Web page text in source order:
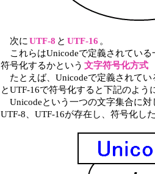
次に UTF-8 と UTF-16 。
これらはUnicodeで定義されてい
符号化するかという 文字符号化方式
たとえば、Unicodeで定義されてい
とUTF-16で符号化すると下記のよう
Unicodeという一つの文字集合に
UTF-8、UTF-16が存在し、符号化し